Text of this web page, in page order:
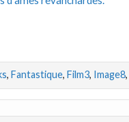
, Fantastique, Film3, Image8,